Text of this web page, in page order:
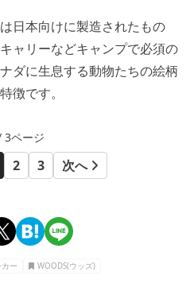
日本向けに製造されたもの
ャリーなどキャンプで必須の
ダに生息する動物たちの絵柄
徴です。
3ページ
2 3 次へ
ー WOODS(ウッズ)